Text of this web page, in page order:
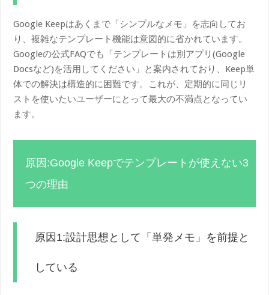
Google Keepはあくまで「シンプルなメモ」を志向してお
り、複雑なテンプレート機能は意図的に省かれています。
Googleの公式FAQでも「テンプレートは別アプリ(Google
Docsなど)を活用してください」と案内されており、Keep単
体での解決は構造的に困難です。これが、定期的に同じリ
ストを使いたいユーザーにとって最大の不満点となってい
ます。
原因:Google Keepでテンプレートが使えない3
つの理由
原因1:設計思想として「単発メモ」を前提と
している